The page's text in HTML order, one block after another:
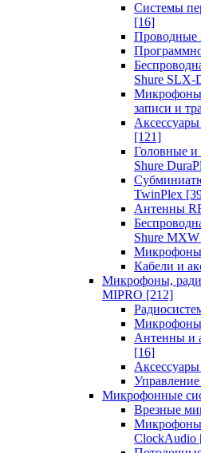
Системы
[16]
Проводные
Shure SLX-
Микрофоны
записи и
[121]
Головные
Shure
TwinPlex
Антенны
Shure
Микрофоны
Кабели и
Микрофоны,
MIPRO [212]
Антенны и
[16]
Микрофонные
Врезные
Микрофоны
ClockAudio